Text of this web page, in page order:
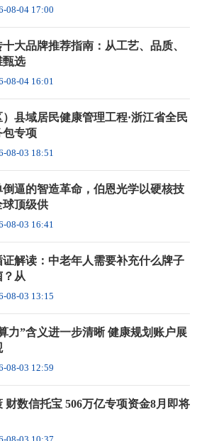
08-04 17:00
十大品牌推荐指南：从工艺、品质、
甄选
08-04 16:01
县域居民健康管理工程·浙江省全民
包专项
08-03 18:51
倒逼的智造革命，伯恩光学以硬核技
球顶级供
08-03 16:41
证解读：中老年人需要补充什么牌子
？从
08-03 13:15
力”含义进一步清晰 健康规划账户展
08-03 12:59
财数信托宝 506万亿专项资金8月即将